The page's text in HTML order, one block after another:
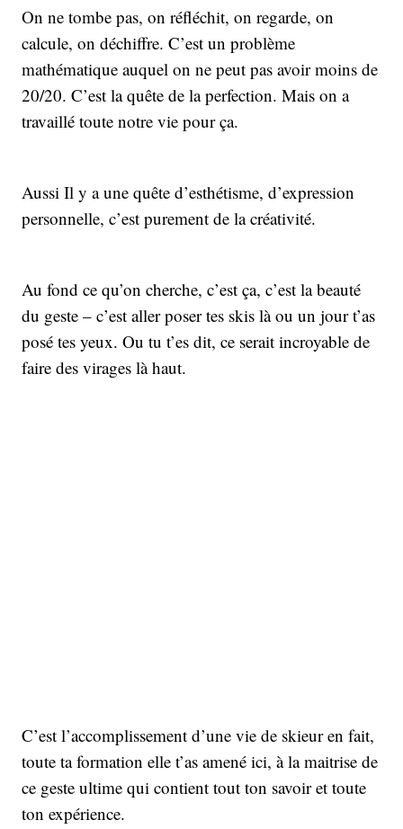
On ne tombe pas, on réfléchit, on regarde, on
calcule, on déchiffre. C’est un problème
mathématique auquel on ne peut pas avoir moins de
20/20. C’est la quête de la perfection. Mais on a
travaillé toute notre vie pour ça.
Aussi Il y a une quête d’esthétisme, d’expression
personnelle, c’est purement de la créativité.
Au fond ce qu’on cherche, c’est ça, c’est la beauté
du geste – c’est aller poser tes skis là ou un jour t’as
posé tes yeux. Ou tu t’es dit, ce serait incroyable de
faire des virages là haut.
C’est l’accomplissement d’une vie de skieur en fait,
toute ta formation elle t’as amené ici, à la maitrise de
ce geste ultime qui contient tout ton savoir et toute
ton expérience.